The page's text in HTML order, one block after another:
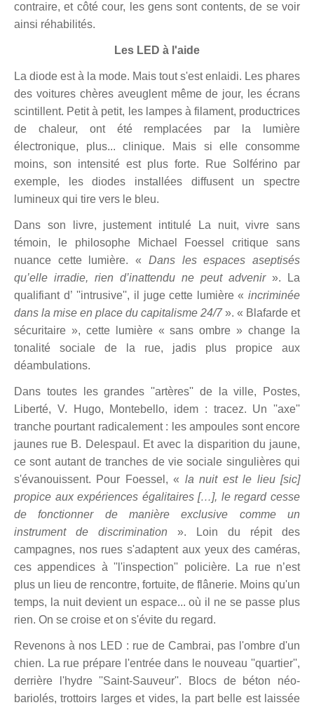
contraire, et côté cour, les gens sont contents, de se voir
ainsi réhabilités.
Les LED à l'aide
La diode est à la mode. Mais tout s'est enlaidi. Les phares
des voitures chères aveuglent même de jour, les écrans
scintillent. Petit à petit, les lampes à filament, productrices
de chaleur, ont été remplacées par la lumière
électronique, plus... clinique. Mais si elle consomme
moins, son intensité est plus forte. Rue Solférino par
exemple, les diodes installées diffusent un spectre
lumineux qui tire vers le bleu.
Dans son livre, justement intitulé La nuit, vivre sans
témoin, le philosophe Michael Foessel critique sans
nuance cette lumière. « Dans les espaces aseptisés
qu’elle irradie, rien d’inattendu ne peut advenir». La
qualifiant d’ ''intrusive'', il juge cette lumière « incriminée
dans la mise en place du capitalisme 24/7». « Blafarde et
sécuritaire », cette lumière « sans ombre » change la
tonalité sociale de la rue, jadis plus propice aux
déambulations.
Dans toutes les grandes ''artères'' de la ville, Postes,
Liberté, V. Hugo, Montebello, idem : tracez. Un ''axe''
tranche pourtant radicalement : les ampoules sont encore
jaunes rue B. Delespaul. Et avec la disparition du jaune,
ce sont autant de tranches de vie sociale singulières qui
s'évanouissent. Pour Foessel, « la nuit est le lieu [sic]
propice aux expériences égalitaires […], le regard cesse
de fonctionner de manière exclusive comme un
instrument de discrimination ». Loin du répit des
campagnes, nos rues s'adaptent aux yeux des caméras,
ces appendices à ''l'inspection'' policière. La rue n’est
plus un lieu de rencontre, fortuite, de flânerie. Moins qu'un
temps, la nuit devient un espace... où il ne se passe plus
rien. On se croise et on s'évite du regard.
Revenons à nos LED : rue de Cambrai, pas l'ombre d'un
chien. La rue prépare l'entrée dans le nouveau ''quartier'',
derrière l'hydre ''Saint-Sauveur''. Blocs de béton néo-
bariolés, trottoirs larges et vides, la part belle est laissée